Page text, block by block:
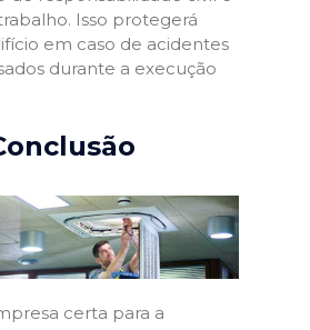
Isso protegerá
em caso de acidentes
durante a execução
certa para a